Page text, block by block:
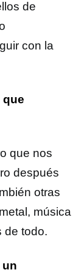
de
con la
que
que nos
después
otras
música
de todo.
un